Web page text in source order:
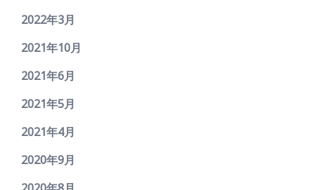
2022年3月
2021年10月
2021年6月
2021年5月
2021年4月
2020年9月